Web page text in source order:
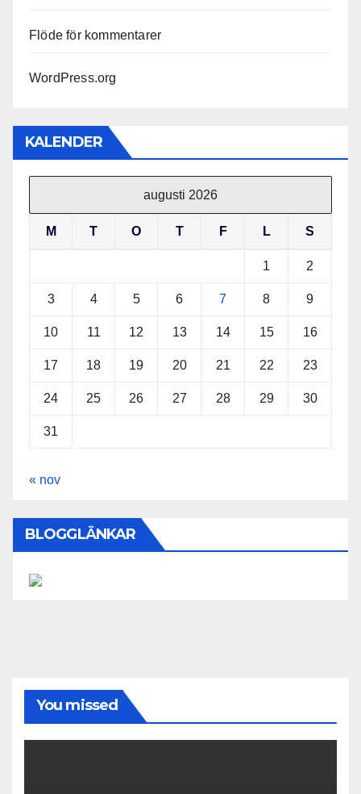
Flöde för kommentarer
WordPress.org
KALENDER
augusti 2026
M T O T F L S
1 2
3 4 5 6 7 8 9
10 11 12 13 14 15 16
17 18 19 20 21 22 23
24 25 26 27 28 29 30
31
« nov
BLOGGLÄNKAR
You missed